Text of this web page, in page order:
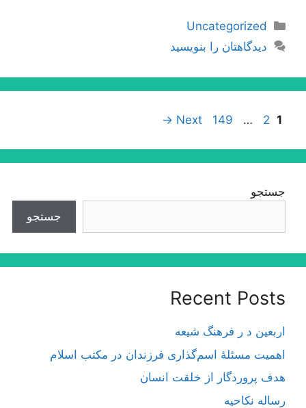
دسته‌ها
Uncategorized
دیدگاهتان را بنویسید
ناوبری
Page
1
Page
2
…
Page
149
Next
→
جستجو
جستجو
Recent Posts
اربعین د ر فرهنگ شیعه
اهمیت مسئلۀ اسم‌گذارى فرزندان در مكتب اسلام
هدف پروردگار از خلقت انسان
رساله نکاحیه